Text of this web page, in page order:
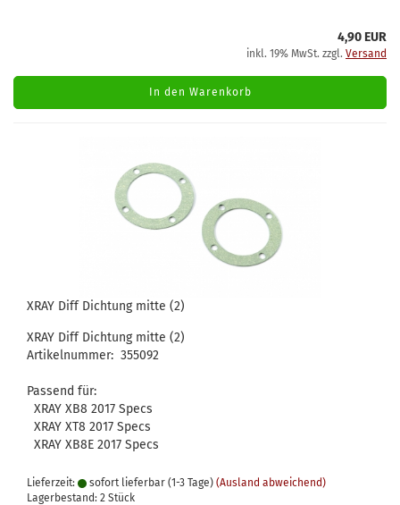
4,90 EUR
inkl. 19% MwSt. zzgl. Versand
In den Warenkorb
XRAY Diff Dichtung mitte (2)
XRAY Diff Dichtung mitte (2)
Artikelnummer: 355092
Passend für:
XRAY XB8 2017 Specs
XRAY XT8 2017 Specs
XRAY XB8E 2017 Specs
Lieferzeit: sofort lieferbar (1-3 Tage) (Ausland abweichend)
Lagerbestand: 2 Stück